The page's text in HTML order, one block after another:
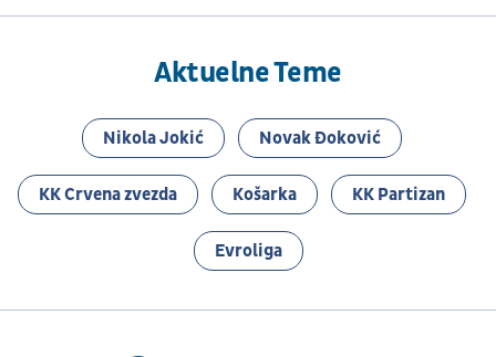
Aktuelne Teme
Nikola Jokić Novak Đoković
KK Crvena zvezda Košarka KK Partizan
Evroliga